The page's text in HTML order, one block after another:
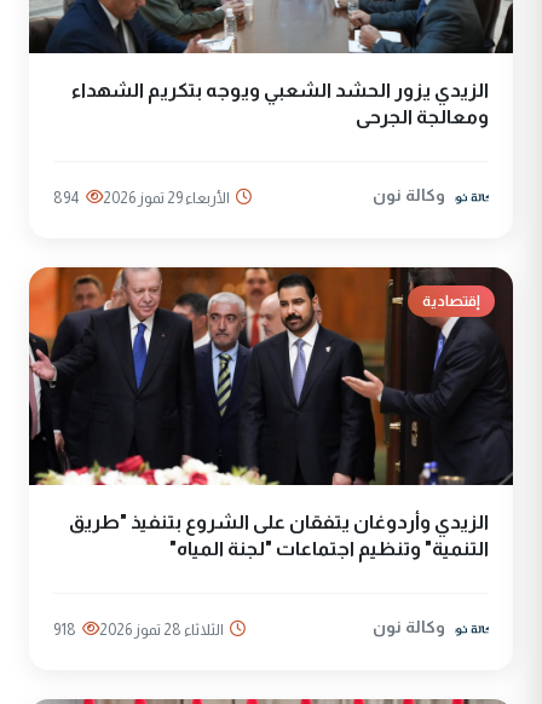
الزيدي يزور الحشد الشعبي ويوجه بتكريم الشهداء
ومعالجة الجرحى
وكالة نون الأربعاء 29 تموز 2026 894
إقتصادية
الزيدي وأردوغان يتفقان على الشروع بتنفيذ "طريق
التنمية" وتنظيم اجتماعات "لجنة المياه"
وكالة نون الثلاثاء 28 تموز 2026 918